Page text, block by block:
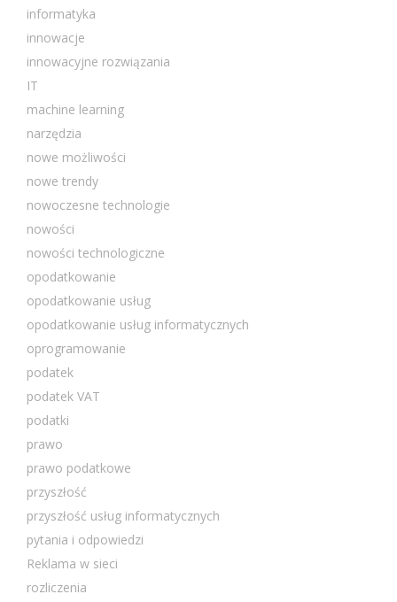
informatyka
innowacje
innowacyjne rozwiązania
IT
machine learning
narzędzia
nowe możliwości
nowe trendy
nowoczesne technologie
nowości
nowości technologiczne
opodatkowanie
opodatkowanie usług
opodatkowanie usług informatycznych
oprogramowanie
podatek
podatek VAT
podatki
prawo
prawo podatkowe
przyszłość
przyszłość usług informatycznych
pytania i odpowiedzi
Reklama w sieci
rozliczenia